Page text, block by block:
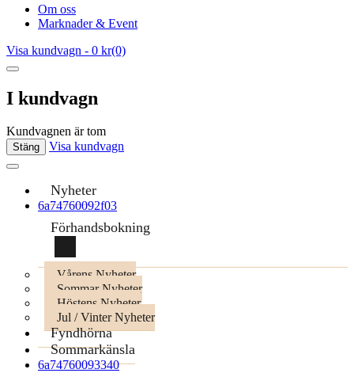
Om oss
Marknader & Event
Visa kundvagn - 0 kr(0)
I kundvagn
Kundvagnen är tom
Stäng Visa kundvagn
Nyheter
6a74760092f03
Förhandsbokning
Vårens Nyheter
Sommar Nyheter
Höstens Nyheter
Jul / Vinter Nyheter
Fyndhörna
Sommarkänsla
6a74760093340